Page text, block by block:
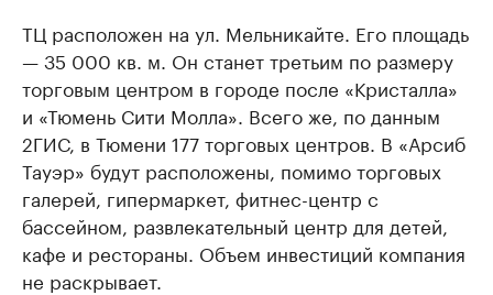
ТЦ расположен на ул. Мельникайте. Его площадь
— 35 000 кв. м. Он станет третьим по размеру
торговым центром в городе после «Кристалла»
и «Тюмень Сити Молла». Всего же, по данным
2ГИС, в Тюмени 177 торговых центров. В «Арсиб
Тауэр» будут расположены, помимо торговых
галерей, гипермаркет, фитнес-центр с
бассейном, развлекательный центр для детей,
кафе и рестораны. Объем инвестиций компания
не раскрывает.